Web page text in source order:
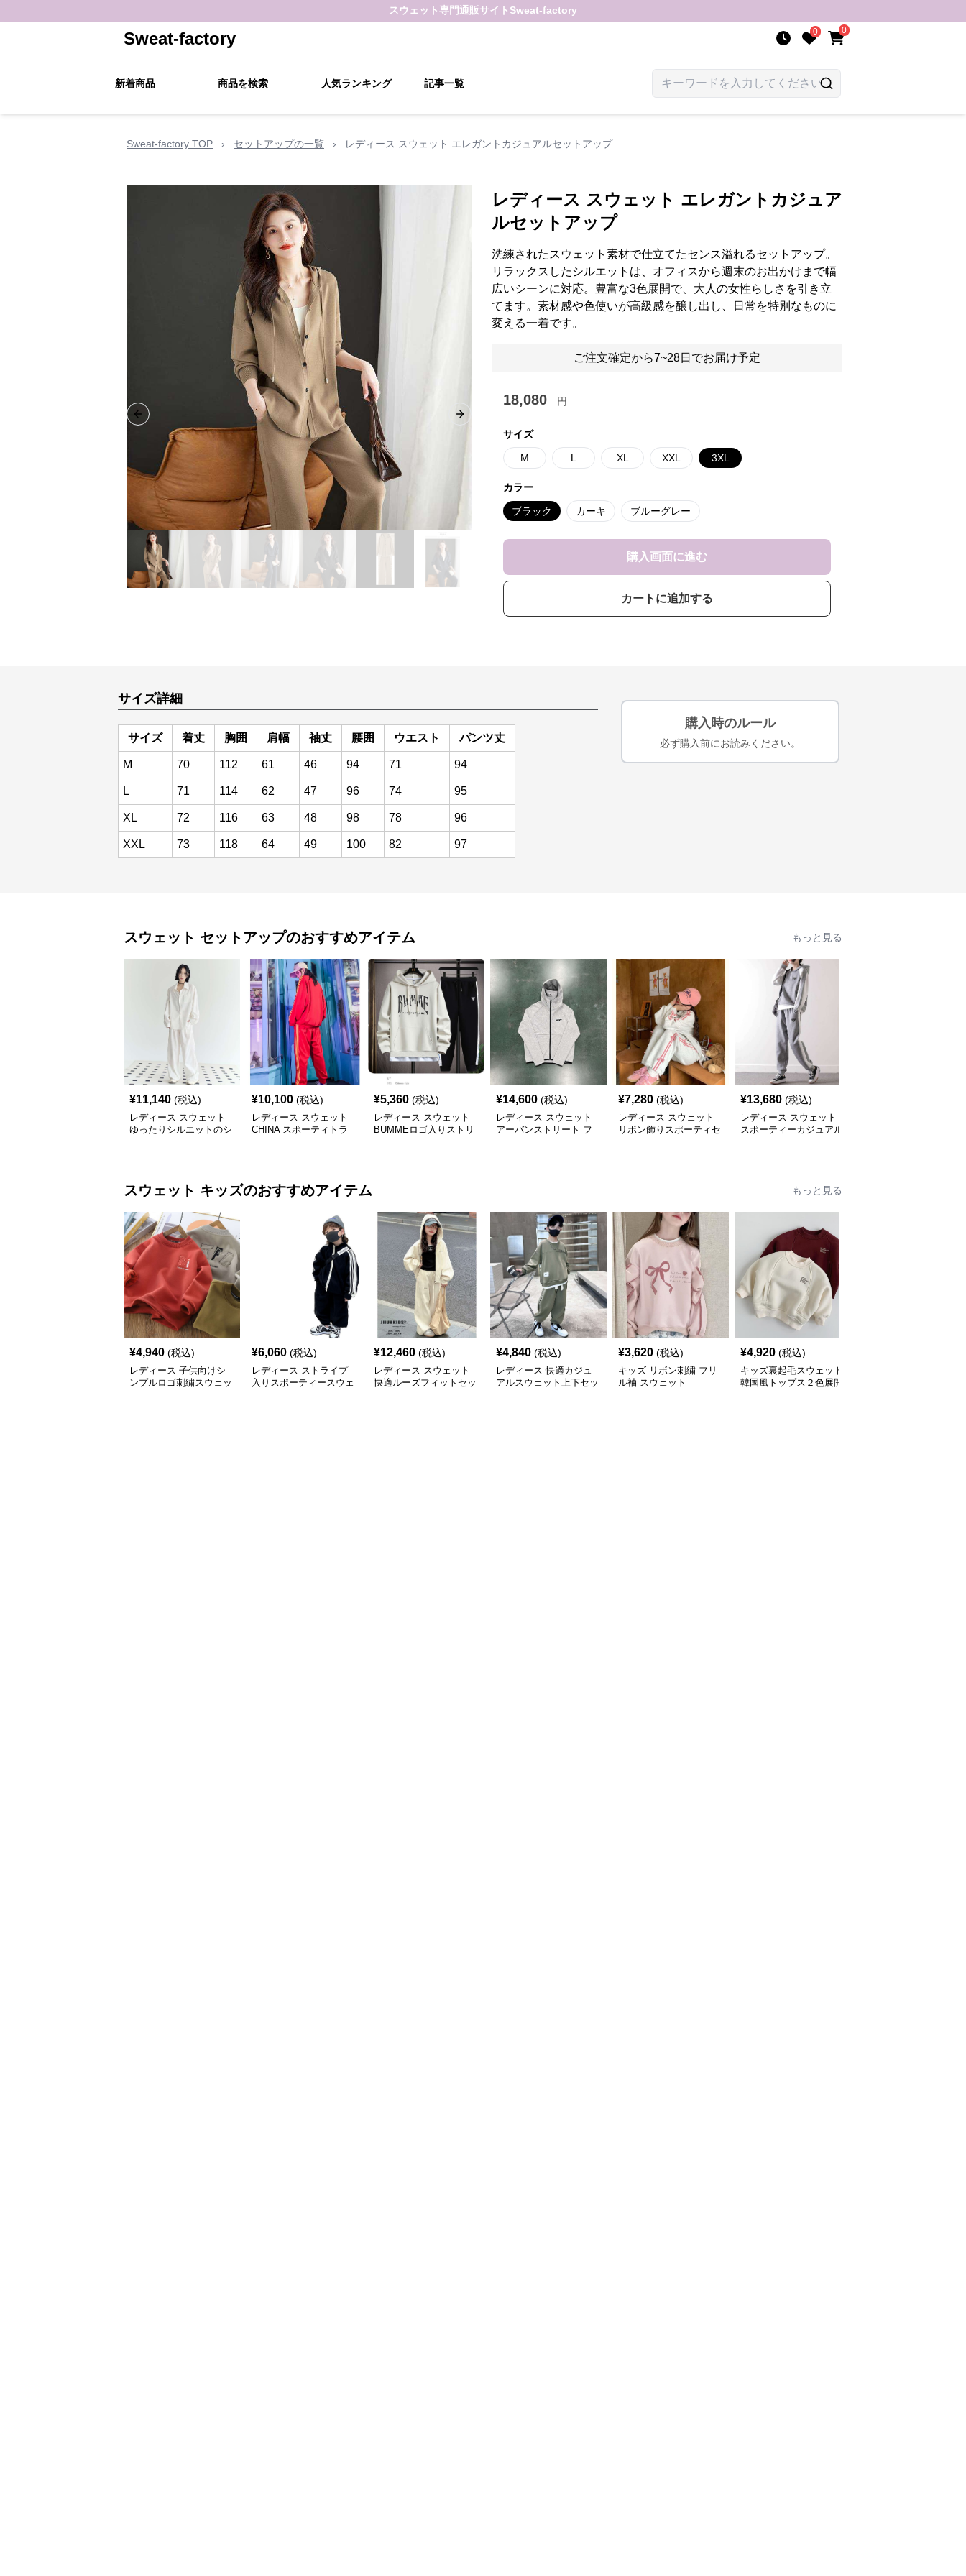
スウェット専門通販サイト Sweat-factory
Sweat-factory 0 0
新着商品 商品を検索 人気ランキング 記事一覧
Sweat-factory TOP › セットアップの一覧 › レディース スウェット エレガントカジュアルセットアップ
Previous slide Next slide
レディース スウェット エレガントカジュア
ルセットアップ
洗練されたスウェット素材で仕立てたセンス溢れるセットアップ。
リラックスしたシルエットは、オフィスから週末のお出かけまで幅
広いシーンに対応。豊富な3色展開で、大人の女性らしさを引き立
てます。素材感や色使いが高級感を醸し出し、日常を特別なものに
変える一着です。
ご注文確定から7~28日でお届け予定
18,080 円
サイズ
M L XL XXL 3XL
カラー
ブラック カーキ ブルーグレー
購入画面に進む
カートに追加する
サイズ詳細
サイズ 着丈 胸囲 肩幅 袖丈 腰囲 ウエスト パンツ丈
M 70 112 61 46 94 71 94
L 71 114 62 47 96 74 95
XL 72 116 63 48 98 78 96
XXL 73 118 64 49 100 82 97
購入時のルール
必ず購入前にお読みください。
スウェット セットアップのおすすめアイテム もっと見る
¥11,140 (税込)
レディース スウェット
ゆったりシルエットのシ
¥10,100 (税込)
レディース スウェット
CHINA スポーティトラ
¥5,360 (税込)
レディース スウェット
BUMMEロゴ入りストリ
¥14,600 (税込)
レディース スウェット
アーバンストリート フ
¥7,280 (税込)
レディース スウェット
リボン飾りスポーティセ
¥13,680 (税込)
レディース スウェット
スポーティーカジュアル
スウェット キッズのおすすめアイテム もっと見る
¥4,940 (税込)
レディース 子供向けシ
ンプルロゴ刺繍スウェッ
¥6,060 (税込)
レディース ストライプ
入りスポーティースウェ
¥12,460 (税込)
レディース スウェット
快適ルーズフィットセッ
¥4,840 (税込)
レディース 快適カジュ
アルスウェット上下セッ
¥3,620 (税込)
キッズ リボン刺繍 フリ
ル袖 スウェット
¥4,920 (税込)
キッズ裏起毛スウェット
韓国風トップス２色展開